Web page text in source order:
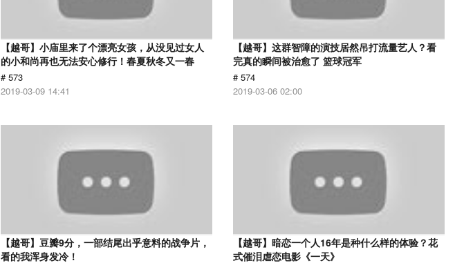
【越哥】小庙里来了个漂亮女孩，从没见过女人
的小和尚再也无法安心修行！春夏秋冬又一春
# 573
2019-03-09 14:41
【越哥】这群智障的演技居然吊打流量艺人？看
完真的瞬间被治愈了 篮球冠军
# 574
2019-03-06 02:00
【越哥】豆瓣9分，一部结尾出乎意料的战争片，
看的我浑身发冷！
【越哥】暗恋一个人16年是种什么样的体验？花
式催泪虐恋电影《一天》